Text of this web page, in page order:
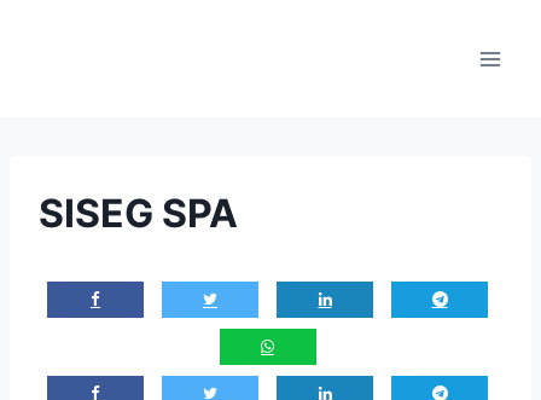
SISEG SPA